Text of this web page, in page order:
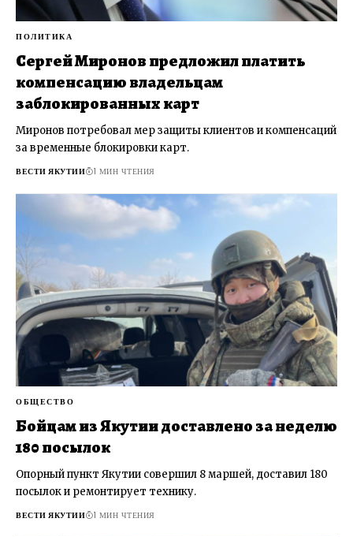
ПОЛИТИКА
Сергей Миронов предложил платить
компенсацию владельцам
заблокированных карт
Миронов потребовал мер защиты клиентов и компенсаций
за временные блокировки карт.
ВЕСТИ ЯКУТИИ 1 МИН ЧТЕНИЯ
ОБЩЕСТВО
Бойцам из Якутии доставлено за неделю
180 посылок
Опорный пункт Якутии совершил 8 маршей, доставил 180
посылок и ремонтирует технику.
ВЕСТИ ЯКУТИИ 1 МИН ЧТЕНИЯ